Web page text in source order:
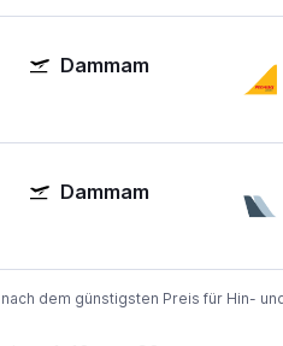
Dammam
Dammam
dem günstigsten Preis für Hin-